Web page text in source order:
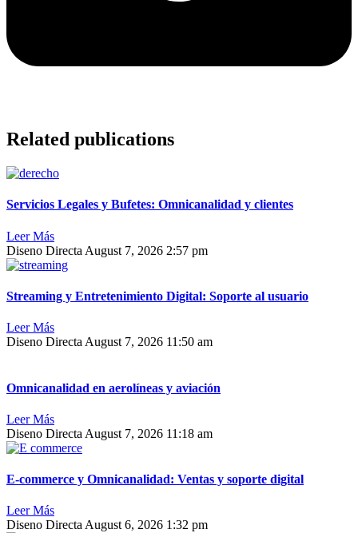
Related publications
Servicios Legales y Bufetes: Omnicanalidad y clientes
Leer Más
Diseno Directa August 7, 2026 2:57 pm
Streaming y Entretenimiento Digital: Soporte al usuario
Leer Más
Diseno Directa August 7, 2026 11:50 am
Omnicanalidad en aerolíneas y aviación
Leer Más
Diseno Directa August 7, 2026 11:18 am
E-commerce y Omnicanalidad: Ventas y soporte digital
Leer Más
Diseno Directa August 6, 2026 1:32 pm